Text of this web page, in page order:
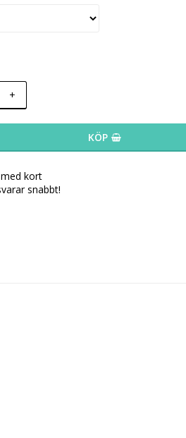
+
KÖP
kort
snabbt!